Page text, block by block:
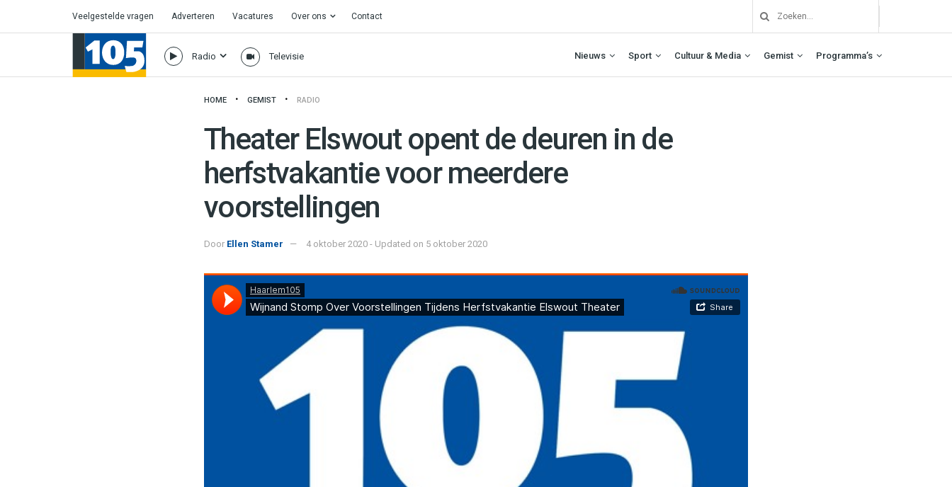
Veelgestelde vragen Adverteren Vacatures Over ons Contact
Radio Televisie Nieuws Sport Cultuur & Media Gemist Programma’s
HOME GEMIST RADIO
Theater Elswout opent de deuren in de
herfstvakantie voor meerdere
voorstellingen
Door Ellen Stamer 4 oktober 2020 - Updated on 5 oktober 2020
Haarlem105 ·Wijnand Stomp Over Voorstellingen Tijdens Herfstvakantie Elswout Theater